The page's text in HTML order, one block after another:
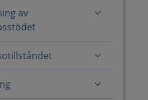
av